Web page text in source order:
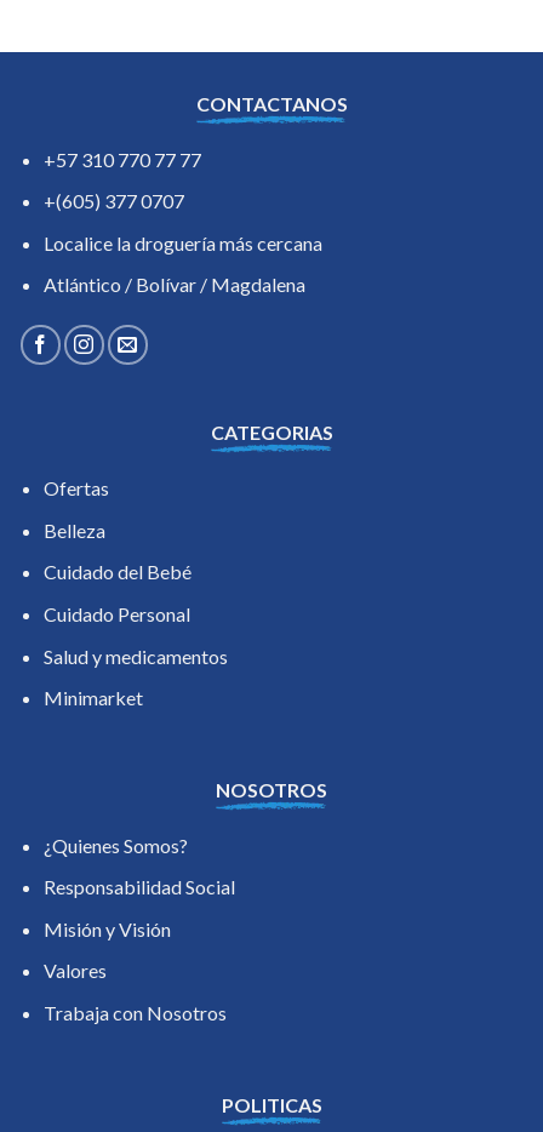
CONTACTANOS
+57 310 770 77 77
+(605) 377 0707
Localice la droguería más cercana
Atlántico / Bolívar / Magdalena
CATEGORIAS
Ofertas
Belleza
Cuidado del Bebé
Cuidado Personal
Salud y medicamentos
Minimarket
NOSOTROS
¿Quienes Somos?
Responsabilidad Social
Misión y Visión
Valores
Trabaja con Nosotros
POLITICAS